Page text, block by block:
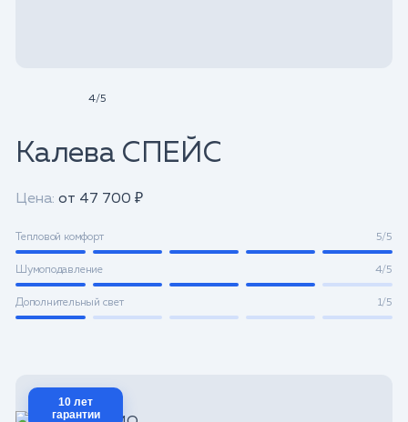
4/5
Калева СПЕЙС
Цена: от 47 700 ₽
Тепловой комфорт 5/5
Шумоподавление 4/5
Дополнительный свет 1/5
10 лет
гарантии